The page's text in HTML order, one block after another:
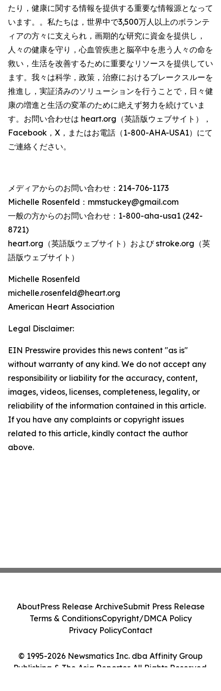
たり，健康に関する情報を提供する重要な情報源となって
います。。私たちは，世界中で3,500万人以上のボランテ
ィアの方々に支えられ，画期的な研究に資金を提供し，
人々の健康を守り，心血管疾患と脳卒中を患う人々の命を
救い，生活を改善するために重要なリソースを提供してい
ます。我々は科学，政策，治療におけるブレークスルーを
推進し，実証済みのソリューションを行うことで，日々健
康の増進と生活の変革のために絶えず努力を続けていま
す。お問い合わせは heart.org（英語版ウェブサイト），
Facebook，X，またはお電話（1-800-AHA-USA1）にて
ご連絡ください。
メディアからのお問い合わせ：214-706-1173
Michelle Rosenfeld：mmstuckey@gmail.com
一般の方からのお問い合わせ：1-800-aha-usa1 (242-
8721)
heart.org（英語版ウェブサイト）および stroke.org（英
語版ウェブサイト）
Michelle Rosenfeld
michelle.rosenfeld@heart.org
American Heart Association
Legal Disclaimer:
EIN Presswire provides this news content "as is"
without warranty of any kind. We do not accept any
responsibility or liability for the accuracy, content,
images, videos, licenses, completeness, legality, or
reliability of the information contained in this article.
If you have any complaints or copyright issues
related to this article, kindly contact the author
above.
© 1995-2026 Newsmatics Inc. dba Affinity Group
Publishing & The Asia Reporter. All Rights Reserved.
AboutPress Release ArchiveSubmit Press Release
Terms & ConditionsCopyright/DMCA Policy
Privacy PolicyContact